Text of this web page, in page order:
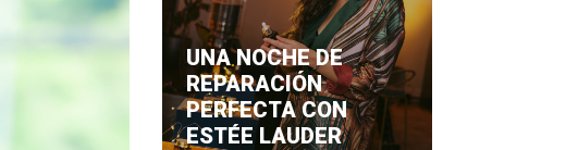
UNA NOCHE DE
REPARACIÓN
PERFECTA CON
ESTÉE LAUDER